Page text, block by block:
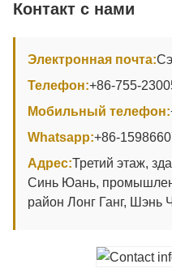
Контакт с нами
Электронная почта:
Телефон:+86-755-
Мобильный телефон:
Whatsapp:+86-
Адрес:Третий этаж,
Синь Юань,
район Лонг Ганг, Шэнь